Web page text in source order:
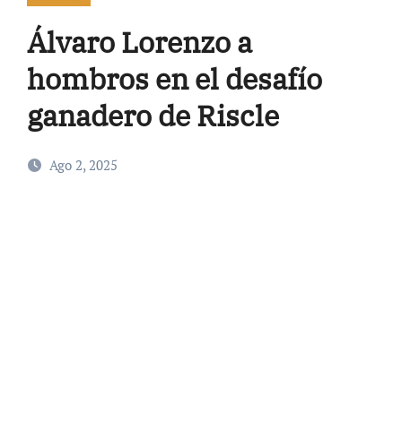
Álvaro Lorenzo a
hombros en el desafío
ganadero de Riscle
Ago 2, 2025